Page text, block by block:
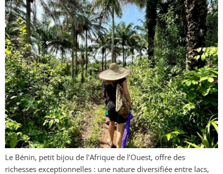
Le Bénin, petit bijou de l’Afrique de l’Ouest, offre des
richesses exceptionnelles : une nature diversifiée entre lacs,